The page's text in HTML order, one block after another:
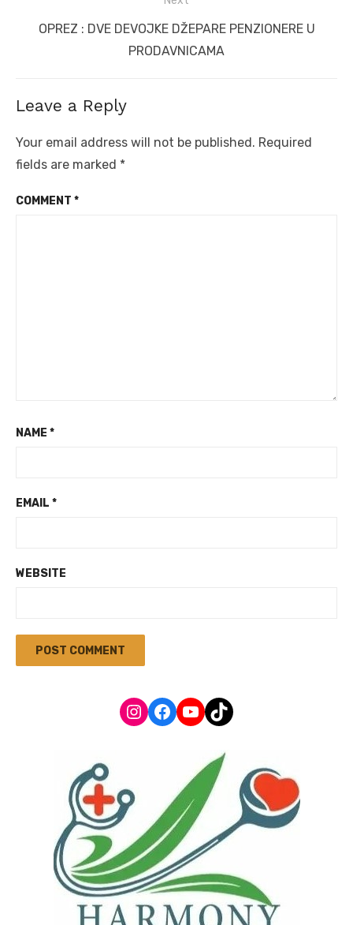
NextOPREZ : DVE DEVOJKE DŽEPARE PENZIONERE U
PRODAVNICAMA
Leave a Reply
Your email address will not be published. Required
fields are marked *
COMMENT *
NAME *
EMAIL *
WEBSITE
Instagram
Facebook
YouTube
TikTok